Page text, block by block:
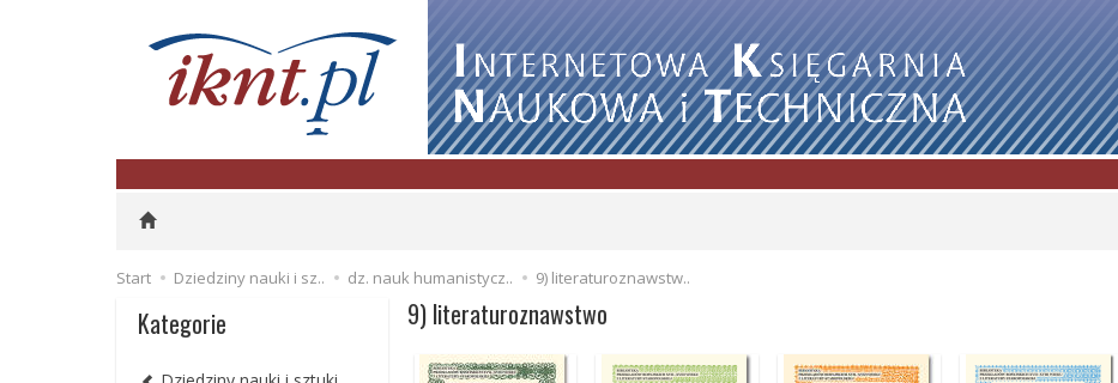
Start Dziedziny nauki i sz.. dz. nauk humanistycz.. 9) literaturoznawstw..
9) literaturoznawstwo
Kategorie